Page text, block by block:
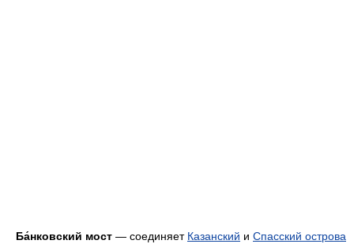
Ба́нковский мост — соединяет Казанский и Спасский острова